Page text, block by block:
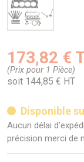
173,82 €
(Prix pour 1 Pièce)
soit 144,85 € HT
Disponible
Aucun délai
précision merci de